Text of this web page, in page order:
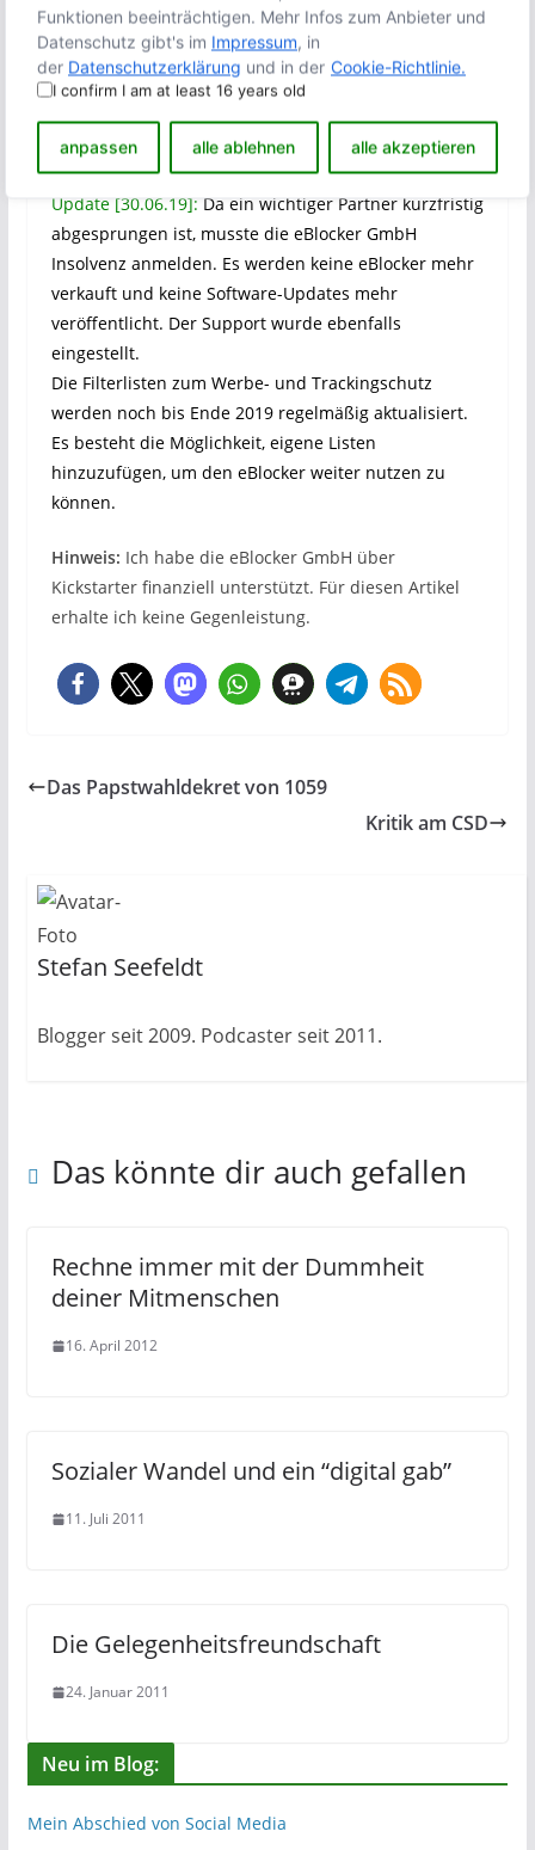
Funktionen beeinträchtigen. Mehr Infos zum Anbieter und
Datenschutz gibt's im Impressum, in
der Datenschutzerklärung und in der Cookie-Richtlinie.
I confirm I am at least 16 years old
anpassen alle ablehnen alle akzeptieren
———–
Update [25.06.21]:Bereits seit über einem Jahr wird
die eBlocker-Software nicht-kommerziell als Open-
Source-Projekt weiterentwickelt und durch Spenden
finanziert.
Update [30.06.19]: Da ein wichtiger Partner kurzfristig
abgesprungen ist, musste die eBlocker GmbH
Insolvenz anmelden. Es werden keine eBlocker mehr
verkauft und keine Software-Updates mehr
veröffentlicht. Der Support wurde ebenfalls
eingestellt.
Die Filterlisten zum Werbe- und Trackingschutz
werden noch bis Ende 2019 regelmäßig aktualisiert.
Es besteht die Möglichkeit, eigene Listen
hinzuzufügen, um den eBlocker weiter nutzen zu
können.
Hinweis: Ich habe die eBlocker GmbH über
Kickstarter finanziell unterstützt. Für diesen Artikel
erhalte ich keine Gegenleistung.
Das Papstwahldekret von 1059
Kritik am CSD
Stefan Seefeldt
Blogger seit 2009. Podcaster seit 2011.
Das könnte dir auch gefallen
Rechne immer mit der Dummheit
deiner Mitmenschen
16. April 2012
Sozialer Wandel und ein “digital gab”
11. Juli 2011
Die Gelegenheitsfreundschaft
24. Januar 2011
Neu im Blog:
Mein Abschied von Social Media